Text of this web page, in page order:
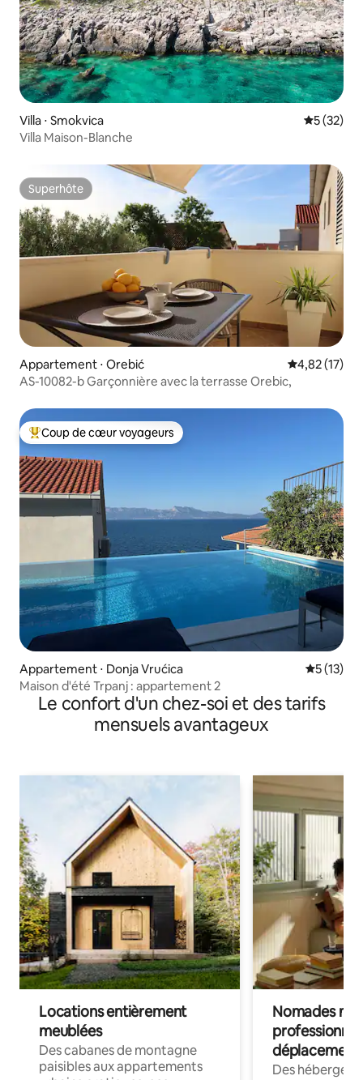
Villa ⋅ Smokvica
5 (32)
Villa Maison-Blanche
Superhôte
Superhôte
Appartement ⋅ Orebić Évaluation
4,82 (17)
AS-10082-b Garçonnière avec la terrasse Orebic,
Coups de cœur voyageurs les plus appréciés
Coup de cœur voyageurs
Appartement ⋅ Donja Vrućica
5 (13)
Maison d'été Trpanj : appartement 2
Le confort d'un chez-soi et des tarifs
mensuels avantageux
Locations entièrement
meublées
Des cabanes de montagne
paisibles aux appartements
Nomades
déplacement
Des